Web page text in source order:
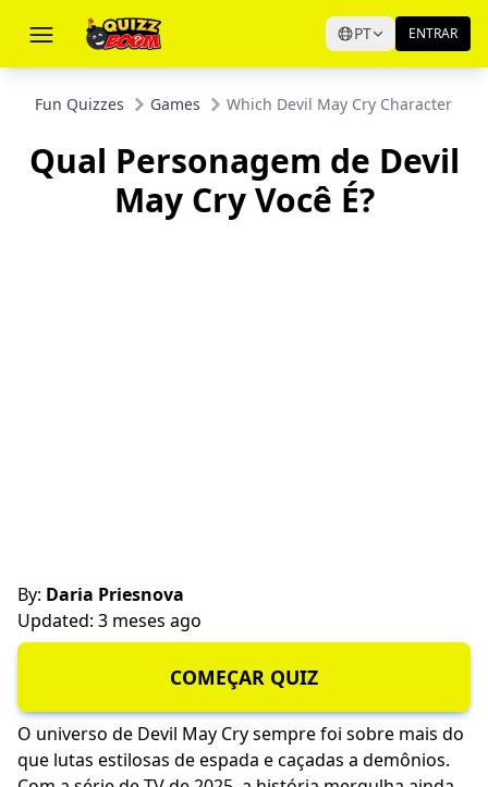
PT ENTRAR
Fun Quizzes Games Which Devil May Cry Character Are
Qual Personagem de Devil
May Cry Você É?
By: Daria Priesnova
Updated: 3 meses ago
COMEÇAR QUIZ
O universo de Devil May Cry sempre foi sobre mais do
que lutas estilosas de espada e caçadas a demônios.